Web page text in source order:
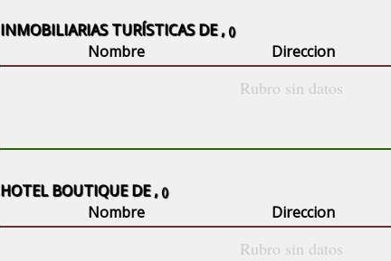
INMOBILIARIAS TURÍSTICAS DE ,()
Nombre Direccion
Rubro sin datos
HOTEL BOUTIQUE DE ,()
Nombre Direccion
Rubro sin datos